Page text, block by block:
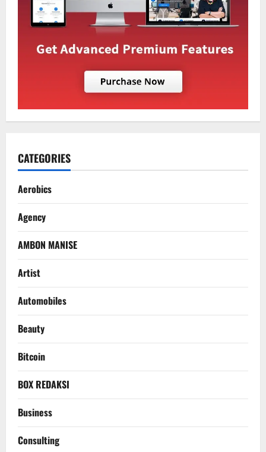
CATEGORIES
Aerobics
Agency
AMBON MANISE
Artist
Automobiles
Beauty
Bitcoin
BOX REDAKSI
Business
Consulting